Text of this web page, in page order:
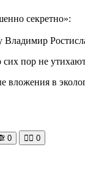
секретно»:
сих пор не
вложения в
0 🧘‍♀️ 0